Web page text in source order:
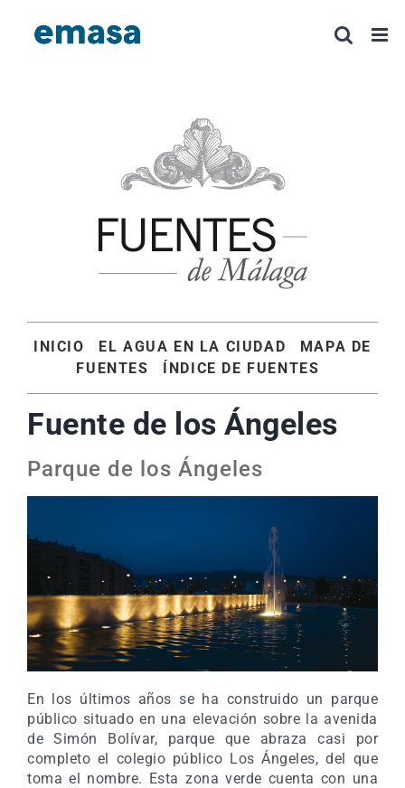
INICIO EL AGUA EN LA CIUDAD
MAPA DE
FUENTES
ÍNDICE DE FUENTES
Fuente de los Ángeles
Parque de los Ángeles
En los últimos años se ha construido un parque
público situado en una elevación sobre la avenida
de Simón Bolívar, parque que abraza casi por
completo el colegio público Los Ángeles, del que
toma el nombre. Esta zona verde cuenta con una